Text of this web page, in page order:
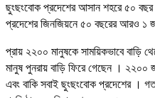
ছুংছংবোক প্রদেশের আসান শহরে ৫০
প্রদেশের জিনজিয়নে ৫০ বছরের আরও ১
প্রায় ২২০০ মানুষকে সাময়িকভাবে বাড়ি
মানুষ পুনরায় বাড়ি ফিরে গেছেন ।
এবং বাকি সবাই ছুংছংবোক প্রদেশের ।